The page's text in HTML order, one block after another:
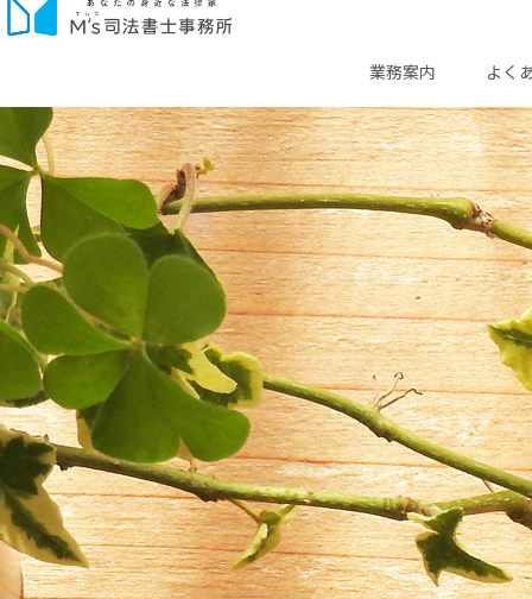
業務案内 よく